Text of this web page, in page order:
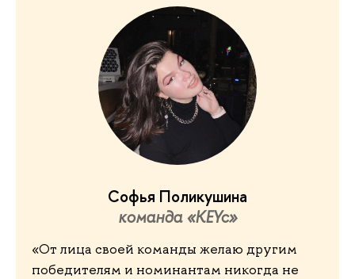
Софья Поликушина
команда «KEYc»
«От лица своей команды желаю другим
победителям и номинантам никогда не